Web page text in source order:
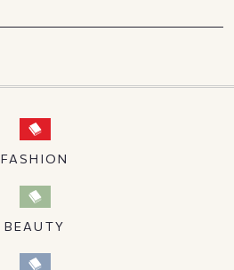
FASHION
BEAUTY